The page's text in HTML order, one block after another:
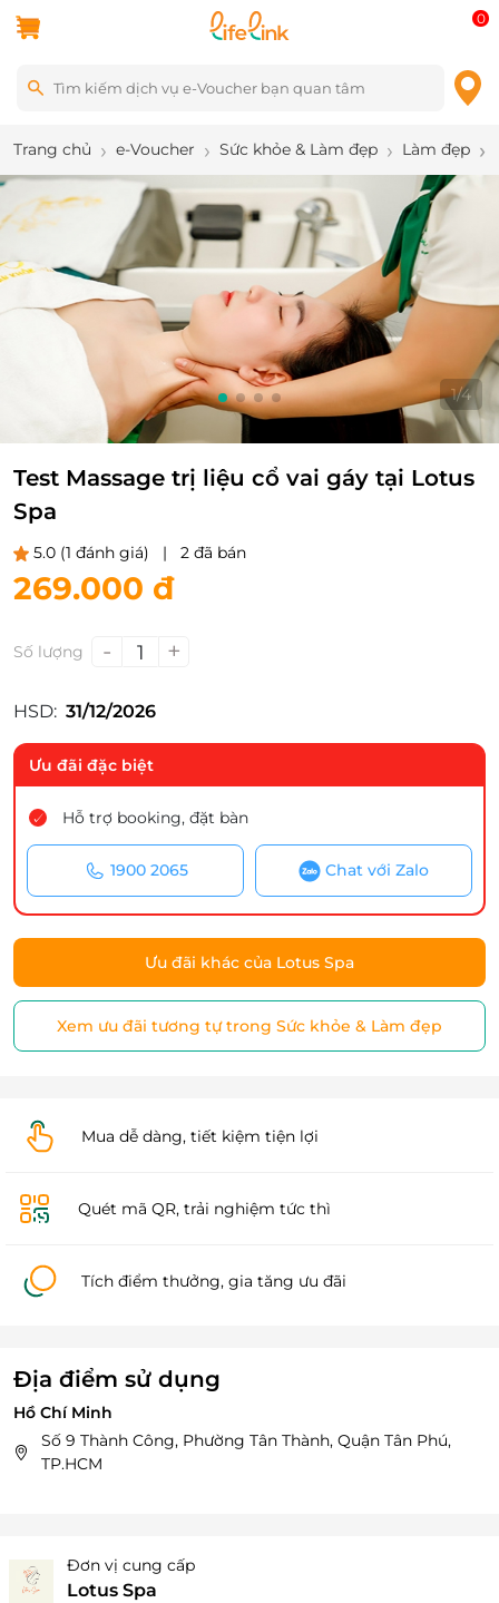
0
Trang chủ e-Voucher Sức khỏe & Làm đẹp Làm đẹp
1/4
Test Massage trị liệu cổ vai gáy tại Lotus
Spa
5.0 (1 đánh giá) | 2 đã bán
269.000 đ
Số lượng - 1 +
HSD: 31/12/2026
Ưu đãi đặc biệt
Hỗ trợ booking, đặt bàn
1900 2065 Chat với Zalo
Ưu đãi khác của Lotus Spa
Xem ưu đãi tương tự trong Sức khỏe & Làm đẹp
Mua dễ dàng, tiết kiệm tiện lợi
Quét mã QR, trải nghiệm tức thì
Tích điểm thưởng, gia tăng ưu đãi
Địa điểm sử dụng
Hồ Chí Minh
Số 9 Thành Công, Phường Tân Thành, Quận Tân Phú,
TP.HCM
Đơn vị cung cấp
Lotus Spa